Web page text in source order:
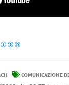
COMUNICAZIONE